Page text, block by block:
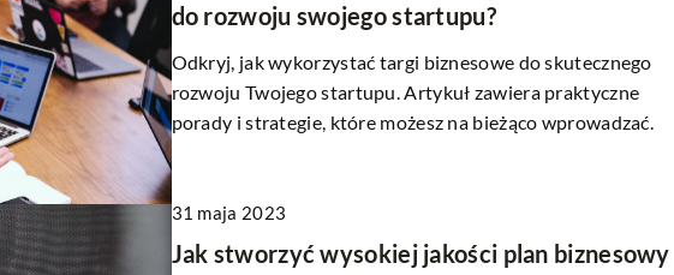
do rozwoju swojego startupu?
Odkryj, jak wykorzystać targi biznesowe do skutecznego
rozwoju Twojego startupu. Artykuł zawiera praktyczne
porady i strategie, które możesz na bieżąco wprowadzać.
31 maja 2023
Jak stworzyć wysokiej jakości plan biznesowy